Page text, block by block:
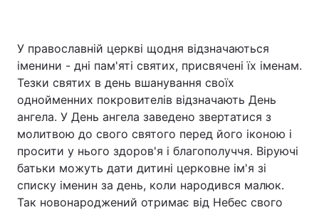
У православній церкві щодня відзначаються
іменини - дні пам'яті святих, присвячені їх іменам.
Тезки святих в день вшанування своїх
однойменних покровителів відзначають День
ангела. У День ангела заведено звертатися з
молитвою до свого святого перед його іконою і
просити у нього здоров'я і благополуччя. Віруючі
батьки можуть дати дитині церковне ім'я зі
списку іменин за день, коли народився малюк.
Так новонароджений отримає від Небес свого